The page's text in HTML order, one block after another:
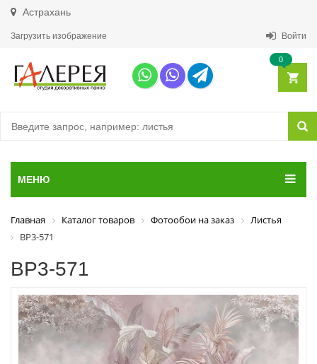
Астрахань
Загрузить изображение Войти
0
МЕНЮ
Главная Каталог товаров Фотообои на заказ
Листья
ВР3-571
ВР3-571